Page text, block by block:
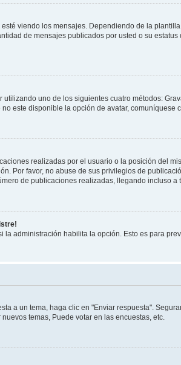
viendo los mensajes. Dependiendo de la
de mensajes publicados por usted o su
uno de los siguientes cuatro métodos:
este disponible la opción de avatar, comuníquese
realizadas por el usuario o la posición del
Por favor, no abuse de sus privilegios de
de publicaciones realizadas, llegando incluso a
administración habilita la opción. Esto es para
a un tema, haga clic en "Enviar respuesta".
temas, Puede votar en las encuestas, etc.